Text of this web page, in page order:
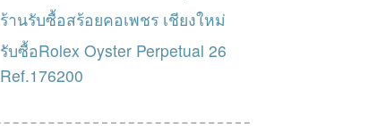
ร้านรับซื้อสร้อยคอเพชร เชียงใหม่
รับซื้อRolex Oyster Perpetual 26
Ref.176200